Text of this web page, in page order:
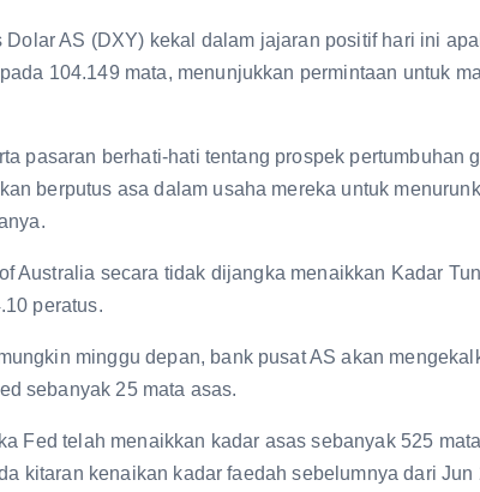
Dolar AS (DXY) kekal dalam jajaran positif hari ini
104.149 mata, menunjukkan permintaan untuk
pasaran berhati-hati tentang prospek pertumbuhan
berputus asa dalam usaha mereka untuk
Australia secara tidak dijangka menaikkan Kadar
peratus.
minggu depan, bank pusat AS akan
sebanyak 25 mata asas.
Fed telah menaikkan kadar asas sebanyak 525
kitaran kenaikan kadar faedah sebelumnya dari